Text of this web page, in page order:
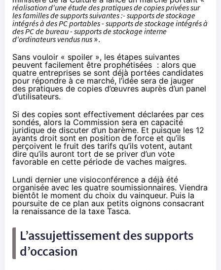
réalisation d'une étude des pratiques de copies privées sur
les familles de supports suivantes :- supports de stockage
intégrés à des PC portables - supports de stockage intégrés à
des PC de bureau - supports de stockage interne
d'ordinateurs vendus nus ».
Sans vouloir « spoiler », les étapes suivantes
peuvent facilement être prophétisées : alors que
quatre entreprises se sont déjà portées candidates
pour répondre à ce marché, l’idée sera de jauger
des pratiques de copies d’œuvres auprès d’un panel
d’utilisateurs.
Si des copies sont effectivement déclarées par ces
sondés, alors la Commission sera en capacité
juridique de discuter d’un barème. Et puisque les 12
ayants droit sont en position de force et qu’ils
perçoivent le fruit des tarifs qu’ils votent, autant
dire qu’ils auront tort de se priver d’un vote
favorable en cette période de vaches maigres.
Lundi dernier une visioconférence a déjà été
organisée avec les quatre soumissionnaires. Viendra
bientôt le moment du choix du vainqueur. Puis la
poursuite de ce plan aux petits oignons consacrant
la renaissance de la taxe Tasca.
L’assujettissement des supports
d’occasion